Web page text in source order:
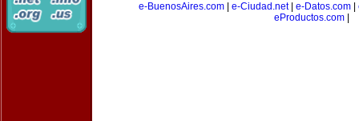
e-BuenosAires.com| e-Ciudad.net| e-Datos.com|
eProductos.com